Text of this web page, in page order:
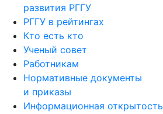
развития РГГУ
РГГУ в рейтингах
Кто есть кто
Ученый совет
Работникам
Нормативные документы
и приказы
Информационная открытость